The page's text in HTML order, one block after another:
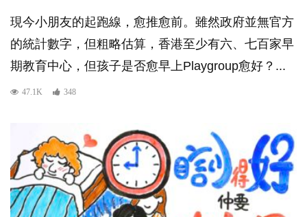
現今小朋友的起跑線，愈推愈前。雖然政府並無官方
的統計數字，但粗略估算，香港至少有六、七百家早
期教育中心，但孩子是否愈早上Playgroup愈好？...
47.1K 348